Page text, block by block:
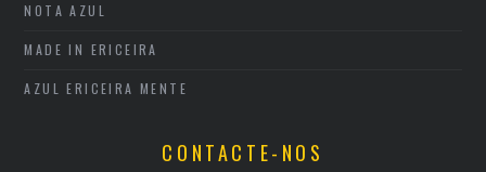
NOTA AZUL
MADE IN ERICEIRA
AZUL ERICEIRA MENTE
CONTACTE-NOS